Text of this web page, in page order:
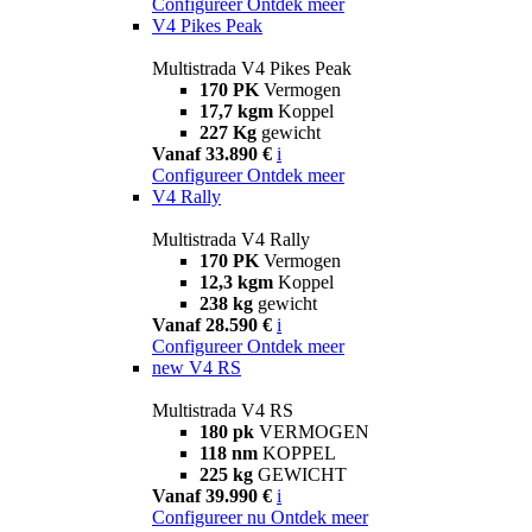
V4 Pikes Peak
Multistrada V4 Pikes Peak
170 PK Vermogen
17,7 kgm Koppel
227 Kg gewicht
Vanaf 33.890 € i
Configureer Ontdek meer
V4 Rally
Multistrada V4 Rally
170 PK Vermogen
12,3 kgm Koppel
238 kg gewicht
Vanaf 28.590 € i
Configureer Ontdek meer
new V4 RS
Multistrada V4 RS
180 pk VERMOGEN
118 nm KOPPEL
225 kg GEWICHT
Vanaf 39.990 € i
Configureer nu Ontdek meer